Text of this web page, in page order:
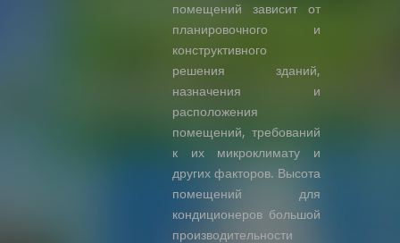
помещений зависит от
планировочного и
конструктивного
решения зданий,
назначения и
расположения
помещений, требований
к их микроклимату и
других факторов. Высота
помещений для
кондиционеров большой
производительности